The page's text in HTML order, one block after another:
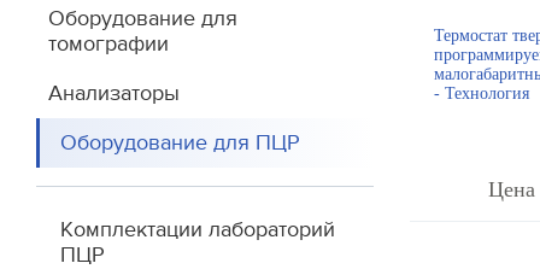
Оборудование для
томографии
Анализаторы
Оборудование для ПЦР
Комплектации лабораторий
ПЦР
Термостат
- Технология
Цена